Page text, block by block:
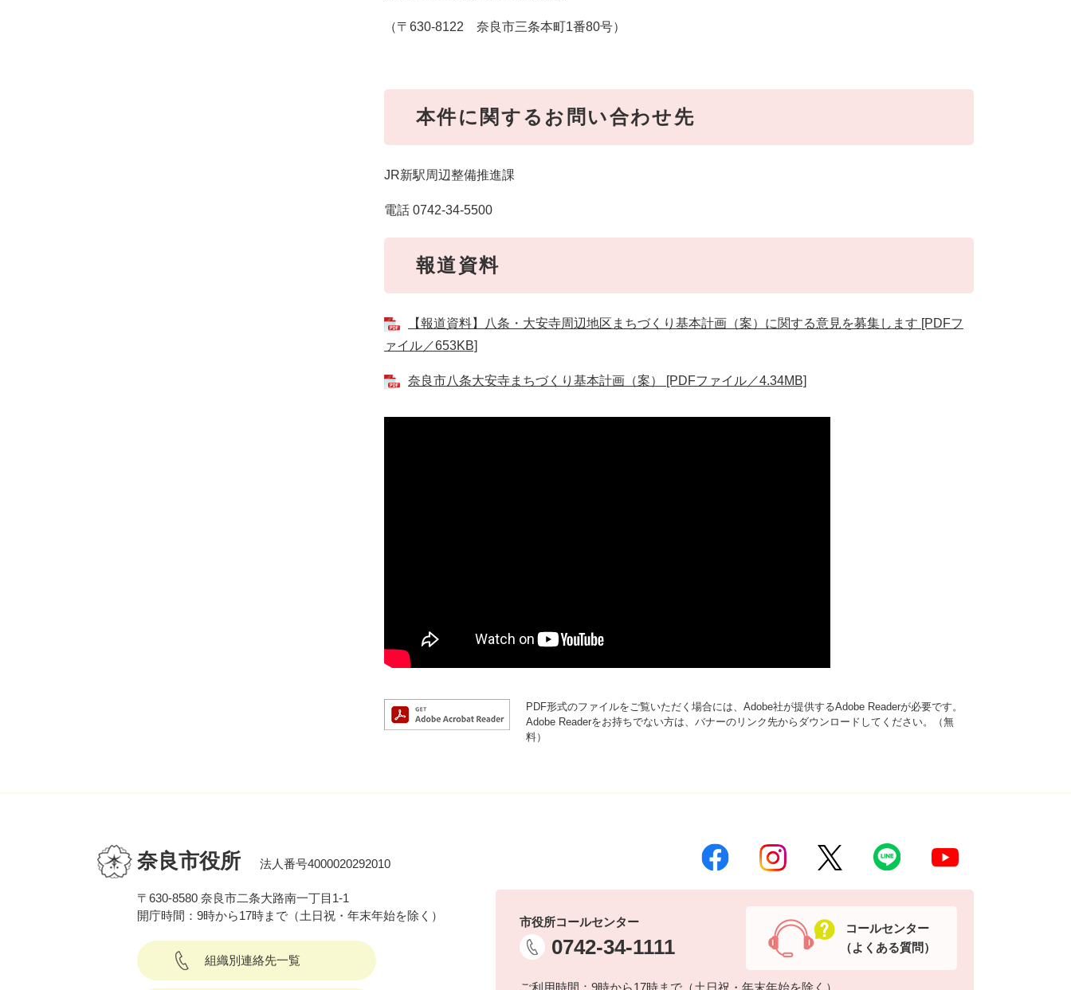
（〒630-8122 奈良市三条本町1番80号）
本件に関するお問い合わせ先
JR新駅周辺整備推進課
電話 0742-34-5500
報道資料
【報道資料】八条・大安寺周辺地区まちづくり基本計画（案）に関する意見を募集します​ [PDFフ
ァイル／653KB]
奈良市八条大安寺まちづくり基本計画（案） [PDFファイル／4.34MB]
PDF形式のファイルをご覧いただく場合には、Adobe社が提供するAdobe Readerが必要です。
Adobe Readerをお持ちでない方は、バナーのリンク先からダウンロードしてください。（無
料）
奈良市役所 法人番号4000020292010
〒630-8580 奈良市二条大路南一丁目1-1
開庁時間：9時から17時まで（土日祝・年末年始を除く）
組織別連絡先一覧
市役所コールセンター
0742-34-1111
コールセンター
（よくある質問）